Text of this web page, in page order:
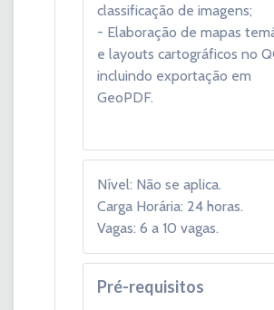
classificação de imagens;
- Elaboração de mapas
e layouts cartográficos no
incluindo exportação em
GeoPDF.
Nível: Não se aplica.
Carga Horária: 24 horas.
Vagas: 6 a 10 vagas.
Pré-requisitos